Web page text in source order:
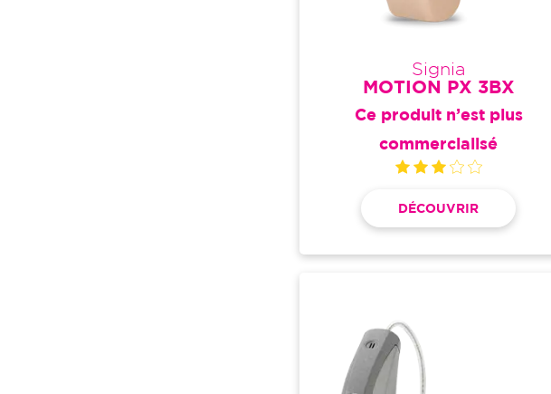
Signia
MOTION PX 3BX
Ce produit n’est plus
commercialisé
DÉCOUVRIR